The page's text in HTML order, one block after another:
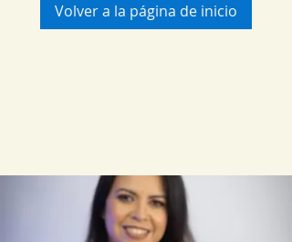
Volver a la página de inicio